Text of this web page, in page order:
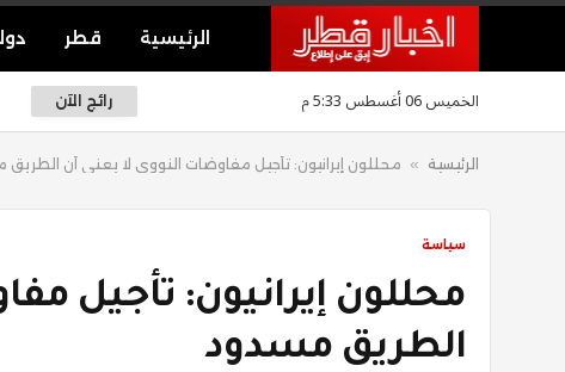
الرئيسية قطر
الخميس 06 أغسطس 5:33 م رائج الآن
الرئيسية » محللون إيرانيون: تأجيل مفاوضات النووي لا يعني أن
سياسة
محللون إيرانيون: تأجيل
الطريق مسدود